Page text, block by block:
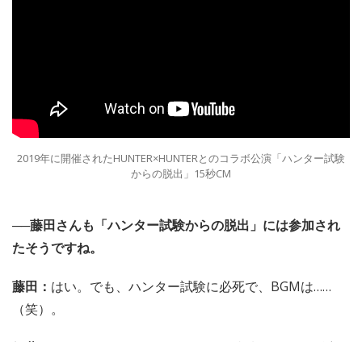
2019年に開催されたHUNTER×HUNTERとのコラボ公演「ハンター試験
からの脱出」15秒CM
──藤田さんも「ハンター試験からの脱出」には参加され
たそうですね。
藤田： はい。でも、ハンター試験に必死で、BGMは……
（笑）。